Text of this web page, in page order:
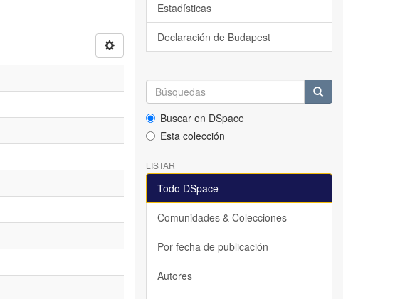
Estadísticas
Declaración de Budapest
Buscar en DSpace
Esta colección
LISTAR
Todo DSpace
Comunidades & Colecciones
Por fecha de publicación
Autores